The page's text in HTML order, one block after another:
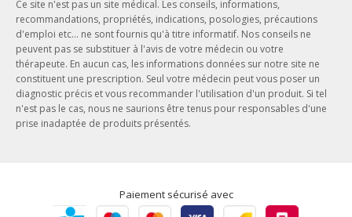
Phytothérapie
Aromathérapie
Ayurveda
Herboristerie
Nos actualités
Nos marques
Conditions d’utilisation du site web
Notre entreprise
Nos engagements
Nos offres d'emploi
Ce site n'est pas un site médical. Les conseils, informations,
recommandations, propriétés, indications, posologies, précautions
d'emploi etc... ne sont fournis qu'à titre informatif. Nos conseils ne
peuvent pas se substituer à l'avis de votre médecin ou votre
thérapeute. En aucun cas, les informations données sur notre site ne
constituent une prescription. Seul votre médecin peut vous poser un
diagnostic précis et vous recommander l'utilisation d'un produit. Si tel
n'est pas le cas, nous ne saurions être tenus pour responsables d'une
prise inadaptée de produits présentés.
Paiement sécurisé avec